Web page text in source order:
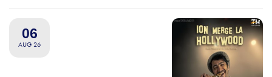
06
AUG 26